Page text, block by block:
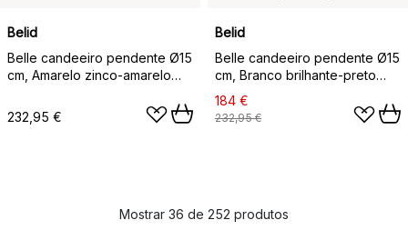
Belid
Belle candeeiro pendente Ø15
cm, Amarelo zinco-amarelo
232,95 €
Belid
Belle candeeiro pendente Ø15
cm, Branco brilhante-preto
brilhante
184 €
232,95 €
Mostrar 36 de 252 produtos